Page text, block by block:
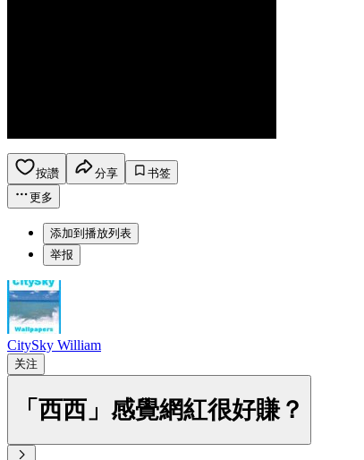
按讚 分享
书签
更多
添加到播放列表
举报
CitySky William
关注
「西西」感覺網紅很好賺？